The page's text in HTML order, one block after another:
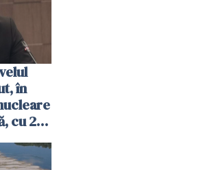
în
cu 2